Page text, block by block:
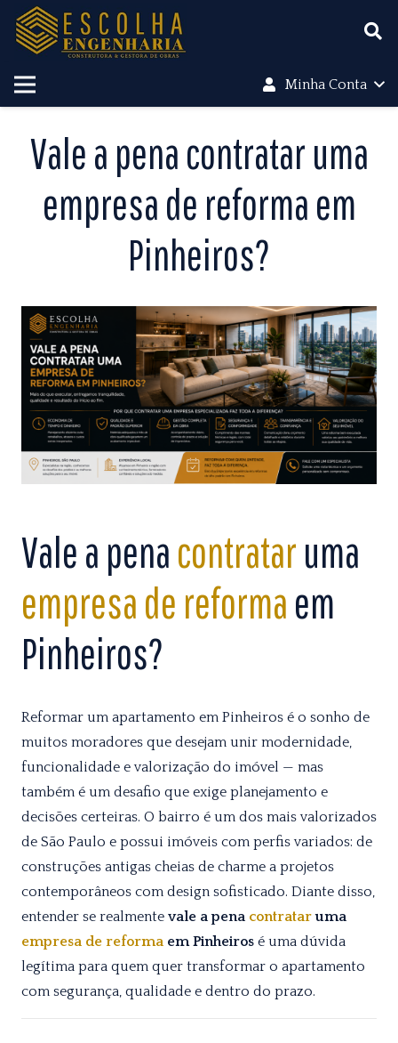
Minha Conta
Vale a pena contratar uma
empresa de reforma em
Pinheiros?
Vale a penacontrataruma
empresa de reformaem
Pinheiros?
Reformar um apartamento em Pinheiros é o sonho de
muitos moradores que desejam unir modernidade,
funcionalidade e valorização do imóvel — mas
também é um desafio que exige planejamento e
decisões certeiras. O bairro é um dos mais valorizados
de São Paulo e possui imóveis com perfis variados: de
construções antigas cheias de charme a projetos
contemporâneos com design sofisticado. Diante disso,
entender se realmente vale a pena contrataruma
empresa de reforma em Pinheiros é uma dúvida
legítima para quem quer transformar o apartamento
com segurança, qualidade e dentro do prazo.